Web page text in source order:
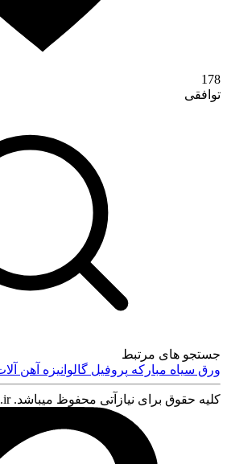
178
توافقی
جستجو های مرتبط
ورق سیاهمبارکهپروفیل گالوانیزهآهن آلات
کلیه حقوق برای نیازآتی محفوظ میباشد. niazeati.ir